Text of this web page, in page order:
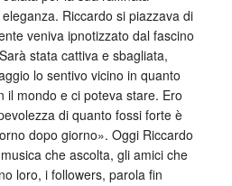
Riccardo si piazzava di
veniva ipnotizzato dal fascino
stata cattiva e sbagliata,
lo sentivo vicino in quanto
il mondo e ci poteva stare. Ero
di quanto fossi forte è
dopo giorno». Oggi Riccardo
che ascolta, gli amici che
loro, i followers, parola fin